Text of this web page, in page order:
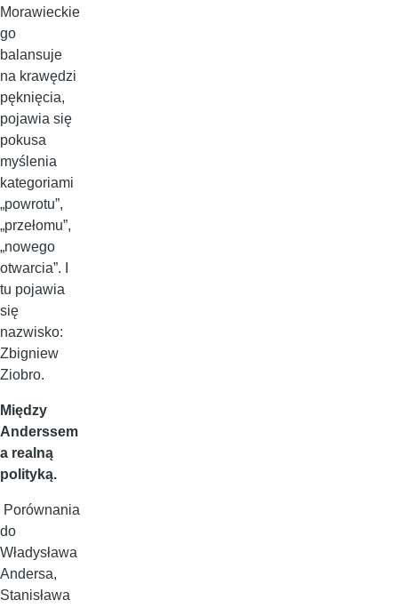
Morawieckie
go
balansuje
na krawędzi
pęknięcia,
pojawia się
pokusa
myślenia
kategoriami
„powrotu”,
„przełomu”,
„nowego
otwarcia”. I
tu pojawia
się
nazwisko:
Zbigniew
Ziobro.
Między
Anderssem
a realną
polityką.
Porównania
do
Władysława
Andersa,
Stanisława